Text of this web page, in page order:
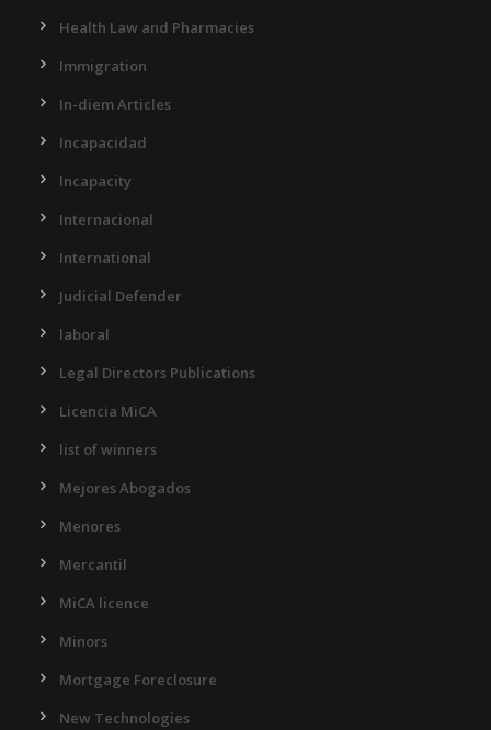
Health Law and Pharmacies
Immigration
In-diem Articles
Incapacidad
Incapacity
Internacional
International
Judicial Defender
laboral
Legal Directors Publications
Licencia MiCA
list of winners
Mejores Abogados
Menores
Mercantil
MiCA licence
Minors
Mortgage Foreclosure
New Technologies